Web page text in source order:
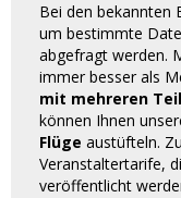
Bei den bekannten
um bestimmte
abgefragt werden.
immer besser als
mit mehreren
können Ihnen
Flüge austüfteln.
Veranstaltertarife,
veröffentlicht